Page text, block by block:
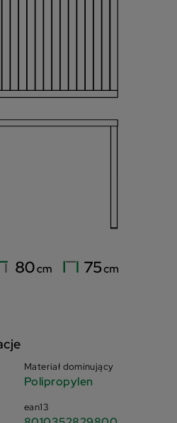
Materiał dominujący
Polipropylen
ean13